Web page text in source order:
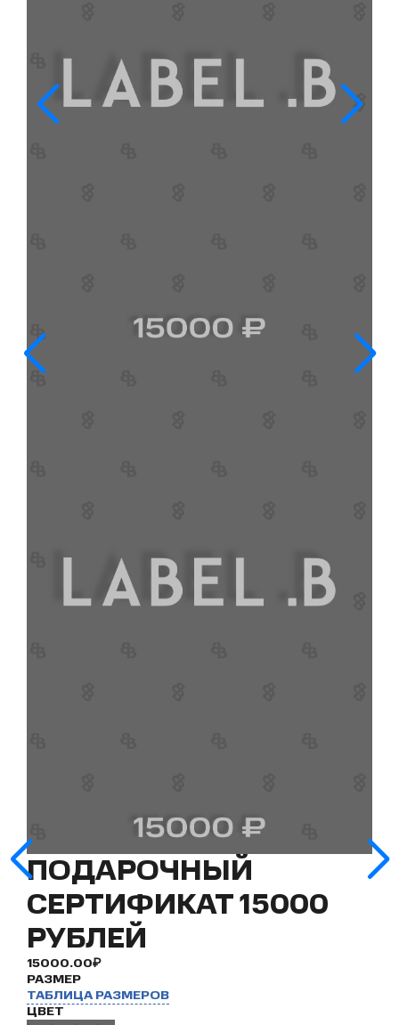
ПОДАРОЧНЫЙ
СЕРТИФИКАТ 15000
РУБЛЕЙ
15000.00₽
РАЗМЕР
ТАБЛИЦА РАЗМЕРОВ
ЦВЕТ